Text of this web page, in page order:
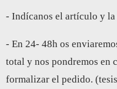
- Indícanos el artículo y la
- En 24- 48h os
total y nos pondremos en
formalizar el pedido.